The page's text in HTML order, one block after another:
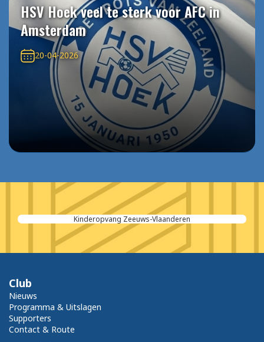
HSV Hoek veel te sterk voor AFC in
Amsterdam
20-04-2026
Gamma Terneuzen
Club
Nieuws
Programma & Uitslagen
Supporters
Contact & Route